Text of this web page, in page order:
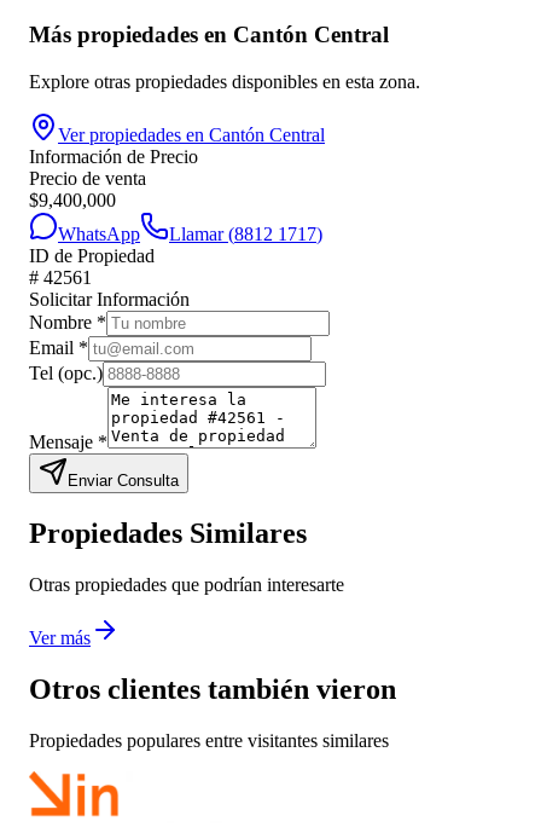
Más propiedades en Cantón Central
Explore otras propiedades disponibles en esta zona.
Ver propiedades en Cantón Central
Información de Precio
Precio de venta
$9,400,000
WhatsApp
Llamar (8812 1717)
ID de Propiedad
# 42561
Solicitar Información
Nombre *
Email *
Tel (opc.)
Mensaje *
Enviar Consulta
Propiedades Similares
Otras propiedades que podrían interesarte
Ver más
Otros clientes también vieron
Propiedades populares entre visitantes similares